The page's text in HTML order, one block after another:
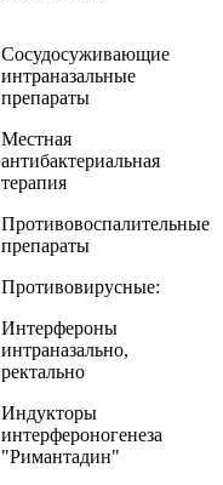
Сосудосуживающие
интраназальные
препараты
Местная
антибактериальная
терапия
Противовоспалительные
препараты
Противовирусные:
Интерфероны
интраназально,
ректально
Индукторы
интерфероногенеза
"Римантадин"